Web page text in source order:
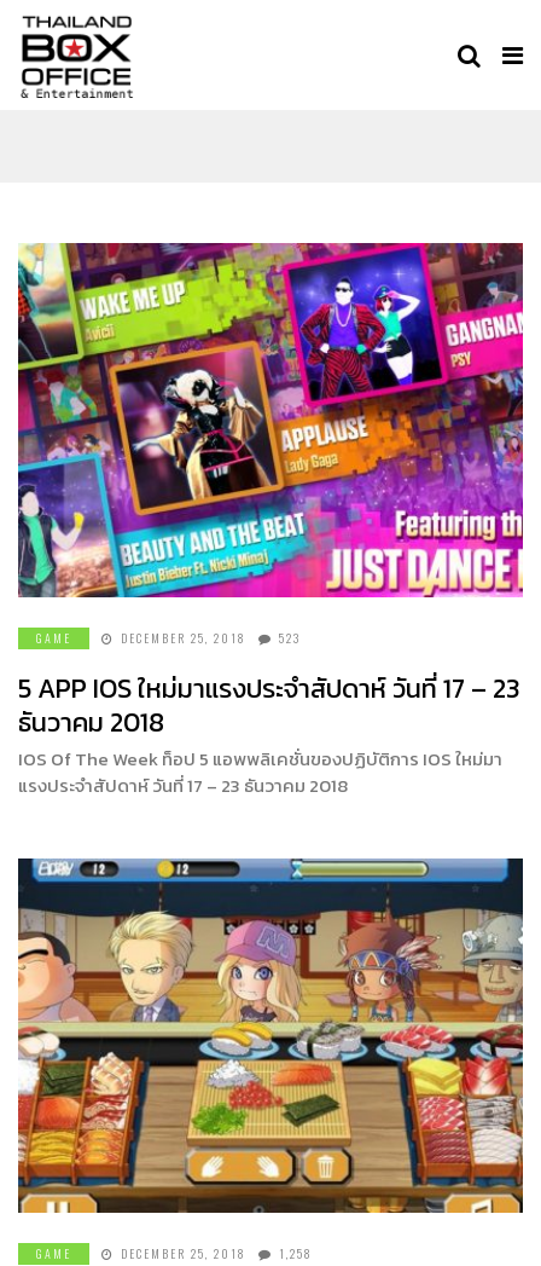
THAILAND BOXOFFICE
TEAM
GAME DECEMBER 25, 2018 523
5 APP IOS ใหม่มาแรงประจำสัปดาห์ วันที่ 17 – 23
ธันวาคม 2018
IOS Of The Week ท็อป 5 แอพพลิเคชั่นของปฏิบัติการ IOS ใหม่มา
แรงประจำสัปดาห์ วันที่ 17 – 23 ธันวาคม 2018
GAME DECEMBER 25, 2018 1,258